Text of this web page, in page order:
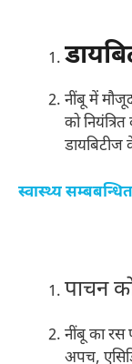
नींबू में
को
डायबिटीज
स्वास्थ्य
पाचन
नींबू का
अपच,